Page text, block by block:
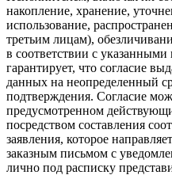
накопление, хранение,
использование,
третьим лицам),
в соответствии с
гарантирует, что согласие
данных на неопределенный
подтверждения. Согласие
предусмотренном
посредством составления
заявления, которое
заказным письмом с
лично под расписку